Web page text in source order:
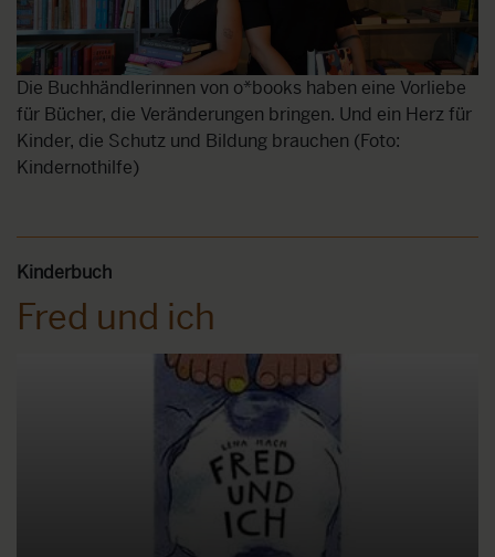
Die Buchhändlerinnen von o*books haben eine Vorliebe
für Bücher, die Veränderungen bringen. Und ein Herz für
Kinder, die Schutz und Bildung brauchen (Foto:
Kindernothilfe)
Kinderbuch
Fred und ich